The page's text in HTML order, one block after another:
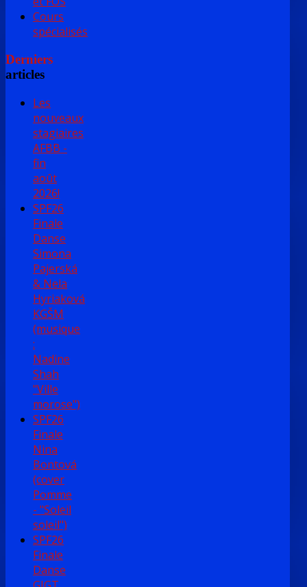
Cours
spécialisés
Derniers
articles
Les
nouveaux
stagiaires
AFBB -
fin
août
2026!
SPF26
Finale
Danse
Simona
Pajerská
& Nela
Hyriaková
KGŠM
(musique
:
Nadine
Shah
"Ville
morose")
SPF26
Finale
Nina
Bontová
(cover
Pomme
- "Soleil
soleil")
SPF26
Finale
Danse